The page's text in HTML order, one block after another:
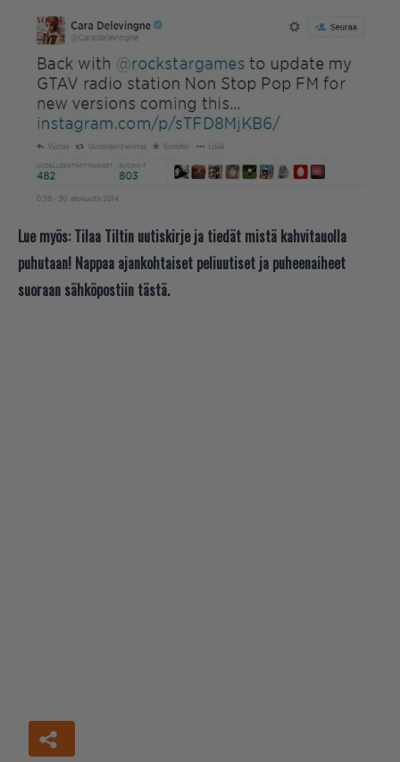
Lue myös: Tilaa Tiltin uutiskirje ja tiedät mistä kahvitauolla
puhutaan! Nappaa ajankohtaiset peliuutiset ja puheenaiheet
suoraan sähköpostiin tästä.